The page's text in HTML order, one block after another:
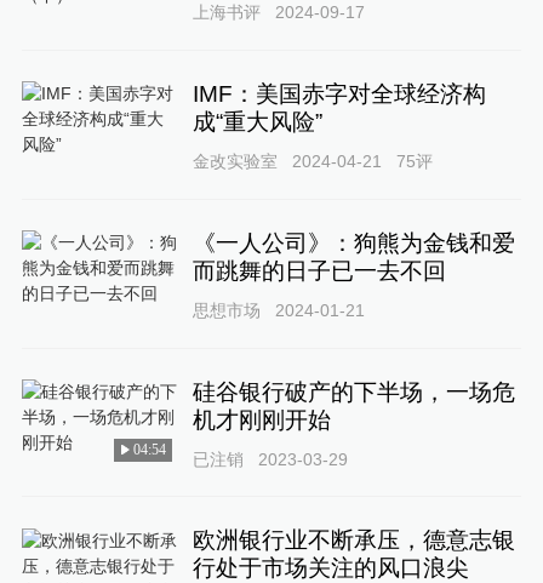
上海书评 2024-09-17
IMF：美国赤字对全球经济构
成“重大风险”
金改实验室 2024-04-21 75评
《一人公司》：狗熊为金钱和爱
而跳舞的日子已一去不回
思想市场 2024-01-21
04:54
硅谷银行破产的下半场，一场危
机才刚刚开始
已注销 2023-03-29
欧洲银行业不断承压，德意志银
行处于市场关注的风口浪尖